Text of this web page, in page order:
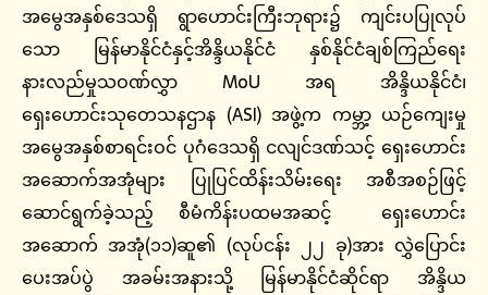
အမွေအနှစ်ဒေသရှိ ရွာဟောင်းကြီးဘုရား၌ ကျင်းပပြုလုပ်
သော မြန်မာနိုင်ငံနှင့်အိန္ဒိယနိုင်ငံ နှစ်နိုင်ငံချစ်ကြည်ရေး
နားလည်မှုသဝဏ်လွှာ MoU အရ အိန္ဒိယနိုင်ငံ၊
ရှေးဟောင်းသုတေသနဌာန (ASI) အဖွဲ့က ကမ္ဘာ့ ယဉ်ကျေးမှု
အမွေအနှစ်စာရင်းဝင် ပုဂံဒေသရှိ ငလျင်ဒဏ်သင့် ရှေးဟောင်း
အဆောက်အအုံများ ပြုပြင်ထိန်းသိမ်းရေး အစီအစဉ်ဖြင့်
ဆောင်ရွက်ခဲ့သည့် စီမံကိန်းပထမအဆင့် ရှေးဟောင်း
အဆောက် အအုံ(၁၁)ဆူ၏ (လုပ်ငန်း ၂၂ ခု)အား လွှဲပြောင်း
ပေးအပ်ပွဲ အခမ်းအနားသို့ မြန်မာနိုင်ငံဆိုင်ရာ အိန္ဒိယ